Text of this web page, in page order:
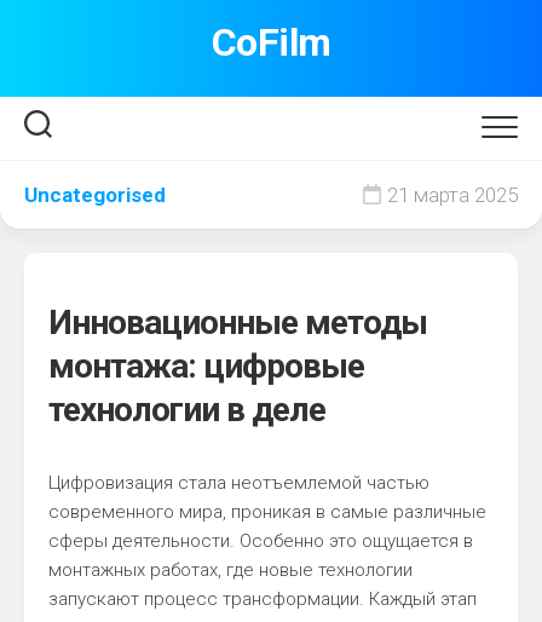
CoFilm
Uncategorised 21 марта 2025
Инновационные методы
монтажа: цифровые
технологии в деле
Цифровизация стала неотъемлемой частью
современного мира, проникая в самые различные
сферы деятельности. Особенно это ощущается в
монтажных работах, где новые технологии
запускают процесс трансформации. Каждый этап